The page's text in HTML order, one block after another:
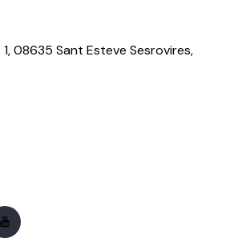
1, 08635 Sant Esteve Sesrovires,